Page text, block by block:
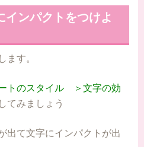
インパクトをつけよ
ます。
トのスタイル
＞文字の効
てみましょう
出て文字にインパクトが出